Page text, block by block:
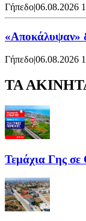
Γήπεδο|06.08.2026
«Αποκάλυψαν»
Γήπεδο|06.08.2026
ΤΑ
Τεμάχια Γης σε